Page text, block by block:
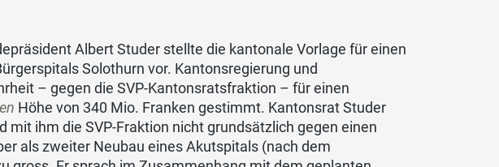
Albert Studer stellte die kantonale Vorlage für einen
Solothurn vor. Kantonsregierung und
– gegen die SVP-Kantonsratsfraktion – für einen
Höhe von 340 Mio. Franken gestimmt. Kantonsrat Studer
mit ihm die SVP-Fraktion nicht grundsätzlich gegen einen
als zweiter Neubau eines Akutspitals (nach dem